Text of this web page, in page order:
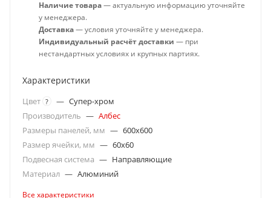
Наличие товара— актуальную информацию уточняйте
у менеджера.
Доставка— условия уточняйте у менеджера.
Индивидуальный расчёт доставки — при
нестандартных условиях и крупных партиях.
Характеристики
Цвет ? — Супер-хром
Производитель — Албес
Размеры панелей, мм — 600x600
Размер ячейки, мм — 60x60
Подвесная система — Направляющие
Материал — Алюминий
Все характеристики